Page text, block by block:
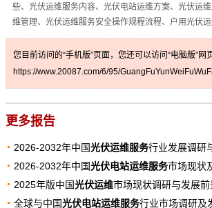
些、光伏运维服务内容、光伏电站运维方案、光伏运
维管理、光伏运维服务安全操作规程流程、户用光伏
您目前访问的“手机版”页面，您还可以访问“电脑版”网页
https://www.20087.com/6/95/
更多报告
2026-2032年中国光伏运维服务行业发展调研
2026-2032年中国光伏电站运维服务市场现状
2025年版中国光伏运维市场现状调研与发展
全球与中国光伏电站运维服务行业市场调研及